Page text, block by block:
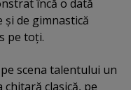
încă o dată
de gimnastică
pe toţi.
scena talentului un
clasică, pe